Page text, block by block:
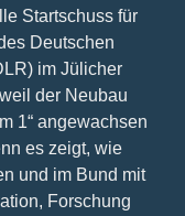
Startschuss für
Deutschen
im Jülicher
der Neubau
1“ angewachsen
es zeigt, wie
und im Bund mit
Forschung